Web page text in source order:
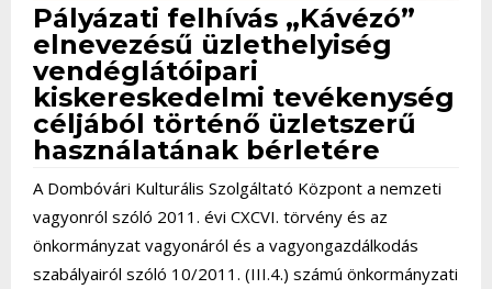
Pályázati felhívás „Kávézó”
elnevezésű üzlethelyiség
vendéglátóipari
kiskereskedelmi tevékenység
céljából történő üzletszerű
használatának bérletére
A Dombóvári Kulturális Szolgáltató Központ a nemzeti
vagyonról szóló 2011. évi CXCVI. törvény és az
önkormányzat vagyonáról és a vagyongazdálkodás
szabályairól szóló 10/2011. (III.4.) számú önkormányzati